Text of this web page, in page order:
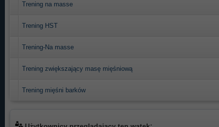
Trening na masse
Trening HST
Trening-Na masse
Trening zwiększający masę mięśniową
Trening mięśni barków